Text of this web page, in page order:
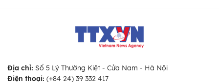
Địa chỉ: Số 5 Lý Thường Kiệt - Cửa Nam - Hà Nội
Điện thoại: (+84 24) 39 332 417